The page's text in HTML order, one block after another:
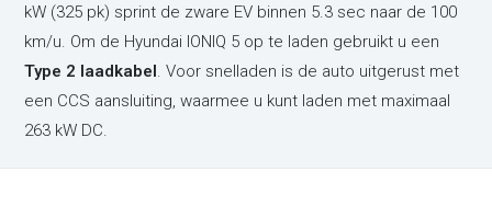
kW (325 pk) sprint de zware EV binnen 5.3 sec naar de 100
km/u. Om de Hyundai IONIQ 5 op te laden gebruikt u een
Type 2 laadkabel. Voor snelladen is de auto uitgerust met
een CCS aansluiting, waarmee u kunt laden met maximaal
263 kW DC.